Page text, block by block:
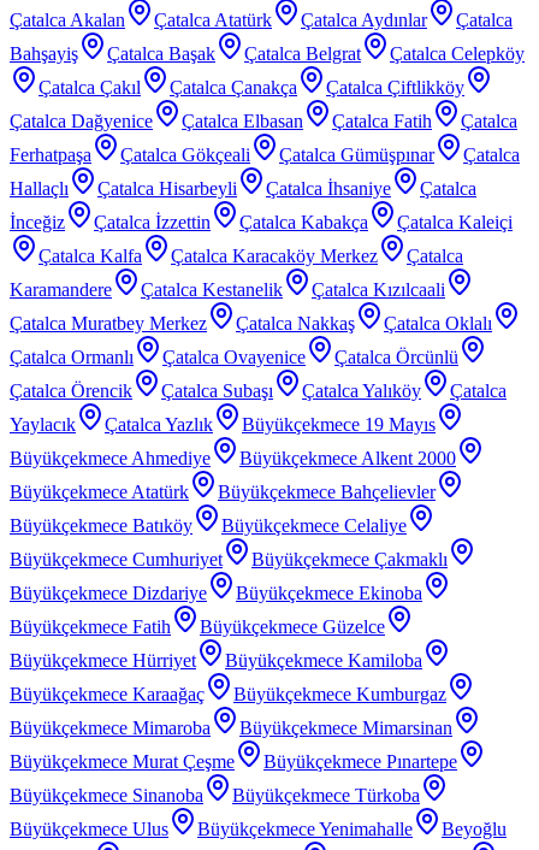
Çatalca Akalan
Çatalca Atatürk Çatalca Aydınlar
Çatalca
Bahşayiş
Çatalca Başak Çatalca Belgrat
Çatalca Celepköy
Çatalca Çakıl
Çatalca Çanakça
Çatalca Çiftlikköy
Çatalca Dağyenice
Çatalca Elbasan Çatalca Fatih
Çatalca
Ferhatpaşa
Çatalca Gökçeali Çatalca Gümüşpınar
Çatalca
Hallaçlı
Çatalca Hisarbeyli Çatalca İhsaniye
Çatalca
İnceğiz
Çatalca İzzettin Çatalca Kabakça
Çatalca Kaleiçi
Çatalca Kalfa
Çatalca Karacaköy Merkez
Çatalca
Karamandere
Çatalca Kestanelik
Çatalca Kızılcaali
Çatalca Muratbey Merkez
Çatalca Nakkaş
Çatalca Oklalı
Çatalca Ormanlı
Çatalca Ovayenice
Çatalca Örcünlü
Çatalca Örencik
Çatalca Subaşı Çatalca Yalıköy
Çatalca
Yaylacık
Çatalca Yazlık
Büyükçekmece 19 Mayıs
Büyükçekmece Ahmediye
Büyükçekmece Alkent 2000
Büyükçekmece Atatürk
Büyükçekmece Bahçelievler
Büyükçekmece Batıköy
Büyükçekmece Celaliye
Büyükçekmece Cumhuriyet
Büyükçekmece Çakmaklı
Büyükçekmece Dizdariye
Büyükçekmece Ekinoba
Büyükçekmece Fatih
Büyükçekmece Güzelce
Büyükçekmece Hürriyet
Büyükçekmece Kamiloba
Büyükçekmece Karaağaç
Büyükçekmece Kumburgaz
Büyükçekmece Mimaroba
Büyükçekmece Mimarsinan
Büyükçekmece Murat Çeşme
Büyükçekmece Pınartepe
Büyükçekmece Sinanoba
Büyükçekmece Türkoba
Büyükçekmece Ulus
Büyükçekmece Yenimahalle
Beyoğlu